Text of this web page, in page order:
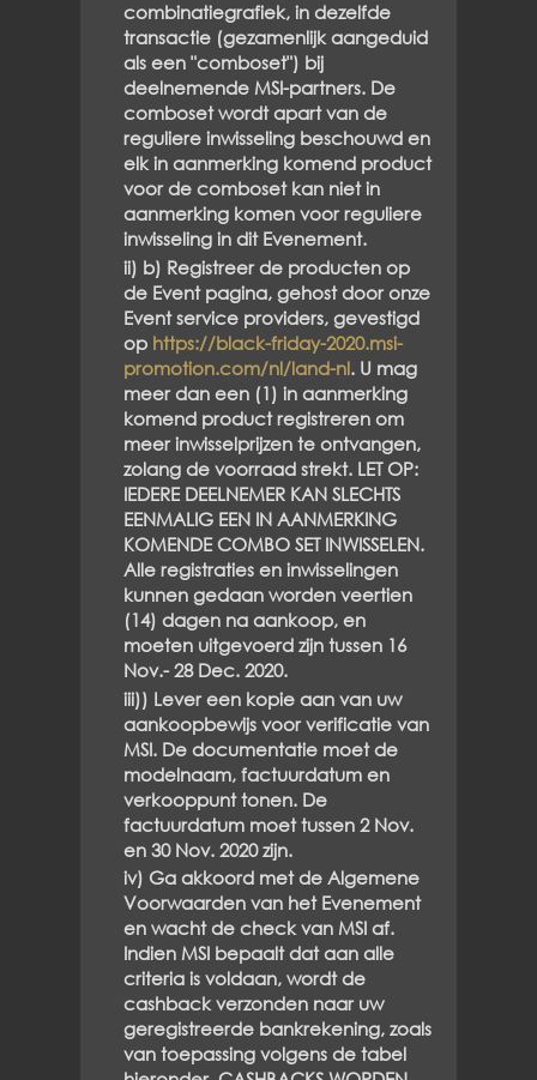
combinatiegrafiek, in dezelfde
transactie (gezamenlijk aangeduid
als een "comboset") bij
deelnemende MSI-partners. De
comboset wordt apart van de
reguliere inwisseling beschouwd en
elk in aanmerking komend product
voor de comboset kan niet in
aanmerking komen voor reguliere
inwisseling in dit Evenement.
ii) b) Registreer de producten op
de Event pagina, gehost door onze
Event service providers, gevestigd
op https://black-friday-2020.msi-
promotion.com/nl/land-nl. U mag
meer dan een (1) in aanmerking
komend product registreren om
meer inwisselprijzen te ontvangen,
zolang de voorraad strekt. LET OP:
IEDERE DEELNEMER KAN SLECHTS
EENMALIG EEN IN AANMERKING
KOMENDE COMBO SET INWISSELEN.
Alle registraties en inwisselingen
kunnen gedaan worden veertien
(14) dagen na aankoop, en
moeten uitgevoerd zijn tussen 16
Nov.- 28 Dec. 2020.
iii)) Lever een kopie aan van uw
aankoopbewijs voor verificatie van
MSI. De documentatie moet de
modelnaam, factuurdatum en
verkooppunt tonen. De
factuurdatum moet tussen 2 Nov.
en 30 Nov. 2020 zijn.
iv) Ga akkoord met de Algemene
Voorwaarden van het Evenement
en wacht de check van MSI af.
Indien MSI bepaalt dat aan alle
criteria is voldaan, wordt de
cashback verzonden naar uw
geregistreerde bankrekening, zoals
van toepassing volgens de tabel